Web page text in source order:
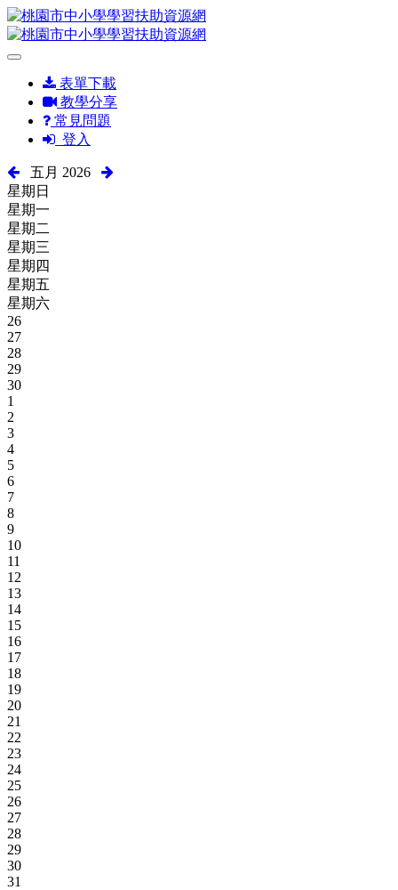
表單下載
教學分享
常見問題
登入
五月 2026
星期日
星期一
星期二
星期三
星期四
星期五
星期六
26
27
28
29
30
1
2
3
4
5
6
7
8
9
10
11
12
13
14
15
16
17
18
19
20
21
22
23
24
25
26
27
28
29
30
31